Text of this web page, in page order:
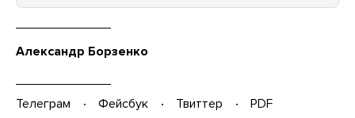
Александр Борзенко
Телеграм Фейсбук Твиттер
PDF